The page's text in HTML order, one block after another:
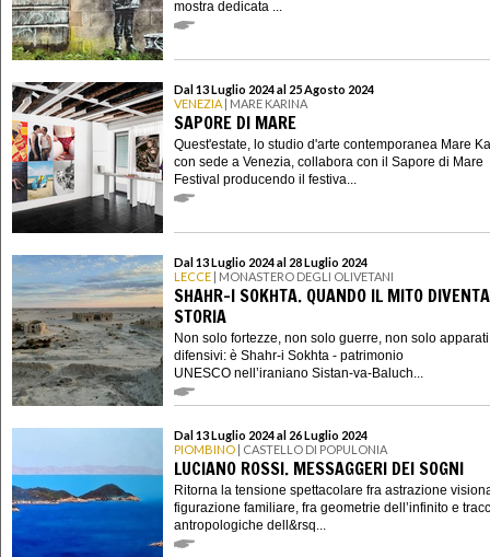
mostra dedicata ...
Dal 13 Luglio 2024 al 25 Agosto 2024
VENEZIA | MARE KARINA
SAPORE DI MARE
Quest'estate, lo studio d'arte contemporanea Mare
con sede a Venezia, collabora con il Sapore di Mare
Festival producendo il festiva...
Dal 13 Luglio 2024 al 28 Luglio 2024
LECCE | MONASTERO DEGLI OLIVETANI
SHAHR-I SOKHTA. QUANDO IL MITO DIVENTA
STORIA
Non solo fortezze, non solo guerre, non solo apparati
difensivi: è Shahr-i Sokhta - patrimonio
UNESCO nell’iraniano Sistan-va-Baluch...
Dal 13 Luglio 2024 al 26 Luglio 2024
PIOMBINO | CASTELLO DI POPULONIA
LUCIANO ROSSI. MESSAGGERI DEI SOGNI
Ritorna la tensione spettacolare fra astrazione
figurazione familiare, fra geometrie dell’infinito e
antropologiche dell&rsq...